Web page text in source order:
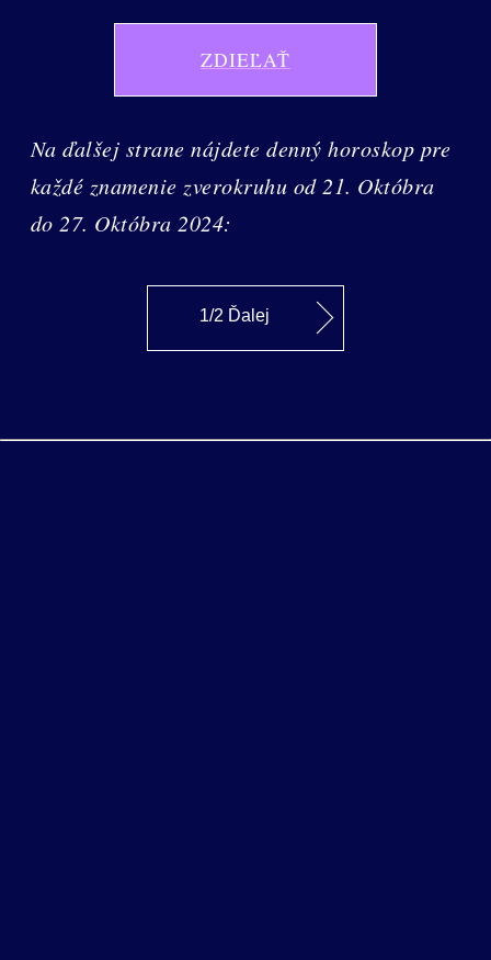
ZDIEĽAŤ
Na ďalšej strane nájdete denný horoskop pre
každé znamenie zverokruhu od 21. Októbra
do 27. Októbra 2024:
1/2 Ďalej